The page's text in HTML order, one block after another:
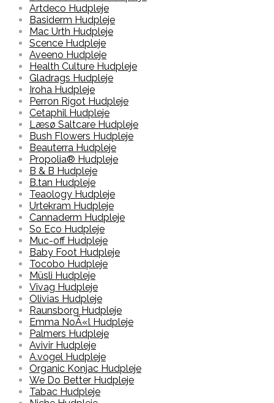
Artdeco Hudpleje
Basiderm Hudpleje
Mac Urth Hudpleje
Scence Hudpleje
Aveeno Hudpleje
Health Culture Hudpleje
Gladrags Hudpleje
Iroha Hudpleje
Perron Rigot Hudpleje
Cetaphil Hudpleje
Læsø Saltcare Hudpleje
Bush Flowers Hudpleje
Beauterra Hudpleje
Propolia® Hudpleje
B & B Hudpleje
B.tan Hudpleje
Teaology Hudpleje
Urtekram Hudpleje
Cannaderm Hudpleje
So Eco Hudpleje
Muc-off Hudpleje
Baby Foot Hudpleje
Tocobo Hudpleje
Müsli Hudpleje
Vivag Hudpleje
Olivias Hudpleje
Raunsborg Hudpleje
Emma NoÃ«l Hudpleje
Palmers Hudpleje
Avivir Hudpleje
A.vogel Hudpleje
Organic Konjac Hudpleje
We Do Better Hudpleje
Tabac Hudpleje